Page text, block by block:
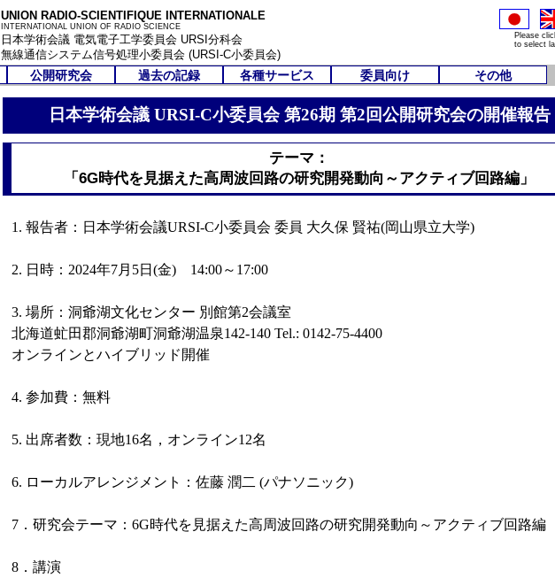
Please
to select
UNION RADIO-SCIENTIFIQUE INTERNATIONALE
INTERNATIONAL UNION OF RADIO SCIENCE
日本学術会議 電気電子工学委員会 URSI分科会
無線通信システム信号処理小委員会 (URSI-C小委員会)
公開研究会
第8回 岐阜
ご案内
開催報告
第7回 北海道
ご案内
開催報告
ご案内
第5回 山形
ご案内
開催報告
ご案内
開催報告
第2回 北海道
ご案内
開催報告
開催報告
過去の記録
第25期
第24期
第22期
第20期
第19期
各種サービス
メーリングリス
ト
公開研究会ML
(準備中)
ダウンロード
R. S. Bulletin
NSR-CDROM
委員向け
掲示板
ライブラリ
その他
関連リンク
(準備中)
日本学術会議 URSI-C小委員会 第26期 第2回公開研究会の開催報告
テーマ：
「6G時代を見据えた高周波回路の研究開発動向～アクティブ回路編」
1. 報告者：日本学術会議URSI-C小委員会 委員 大久保 賢祐(岡山県立大学)
2. 日時：2024年7月5日(金) 14:00～17:00
3. 場所：洞爺湖文化センター 別館第2会議室
北海道虻田郡洞爺湖町洞爺湖温泉142-140 Tel.: 0142-75-4400
オンラインとハイブリッド開催
4. 参加費：無料
5. 出席者数：現地16名，オンライン12名
6. ローカルアレンジメント：佐藤 潤二 (パナソニック)
7．研究会テーマ：6G時代を見据えた高周波回路の研究開発動向～アクティブ回路編
8．講演